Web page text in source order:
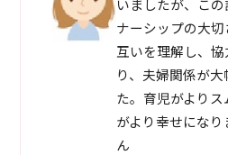
いましたが、こ
ナーシップの大
互いを理解し、
り、夫婦関係が
た。育児がより
がより幸せにな
ん